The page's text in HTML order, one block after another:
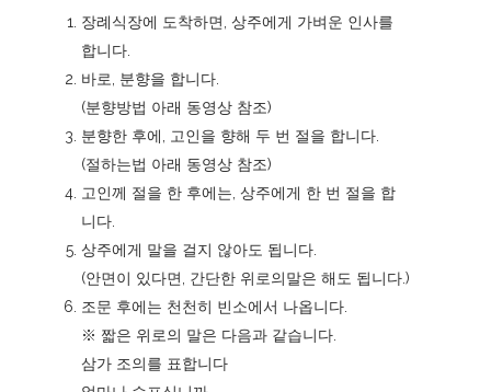
장례식장에 도착하면, 상주에게 가벼운 인사를
합니다.
바로, 분향을 합니다.
(분향방법 아래 동영상 참조)
분향한 후에, 고인을 향해 두 번 절을 합니다.
(절하는법 아래 동영상 참조)
고인께 절을 한 후에는, 상주에게 한 번 절을 합
니다.
상주에게 말을 걸지 않아도 됩니다.
(안면이 있다면, 간단한 위로의말은 해도 됩니다.)
조문 후에는 천천히 빈소에서 나옵니다.
※ 짧은 위로의 말은 다음과 같습니다.
삼가 조의를 표합니다